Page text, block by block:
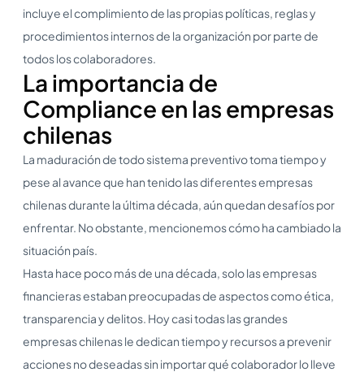
incluye el complimiento de las propias políticas, reglas y
procedimientos internos de la organización por parte de
todos los colaboradores.
La importancia de
Compliance en las empresas
chilenas
La maduración de todo sistema preventivo toma tiempo y
pese al avance que han tenido las diferentes empresas
chilenas durante la última década, aún quedan desafíos por
enfrentar. No obstante, mencionemos cómo ha cambiado la
situación país.
Hasta hace poco más de una década, solo las empresas
financieras estaban preocupadas de aspectos como ética,
transparencia y delitos. Hoy casi todas las grandes
empresas chilenas le dedican tiempo y recursos a prevenir
acciones no deseadas sin importar qué colaborador lo lleve